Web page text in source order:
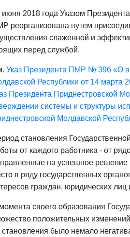
июня 2018 года Указом
реорганизована путем
слаженной и
перед службой.
Указ Президента ПМР № 396 «О
Республики от 14
Президента Приднестровской
системы и структуры
Молдавской
становления
от каждого работника - от
на успешное решение
в ряду государственных
граждан, юридических
своего образования
положительных
становления было немало